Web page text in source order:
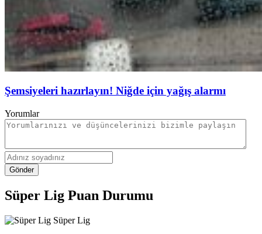
Şemsiyeleri hazırlayın! Niğde için yağış alarmı
Yorumlar
Gönder
Süper Lig Puan Durumu
Süper Lig